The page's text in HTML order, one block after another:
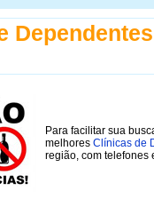
Para facilitar sua
melhores Clínicas de
região, com telefones